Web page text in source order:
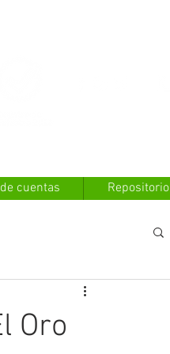
cuentas Repositorio
Oro